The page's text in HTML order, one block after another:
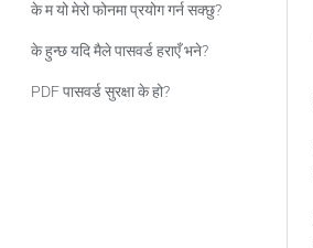
के म यो मेरो फोनमा प्रयोग गर्न सक्छु?
के हुन्छ यदि मैले पासवर्ड हराएँ भने?
PDF पासवर्ड सुरक्षा के हो?